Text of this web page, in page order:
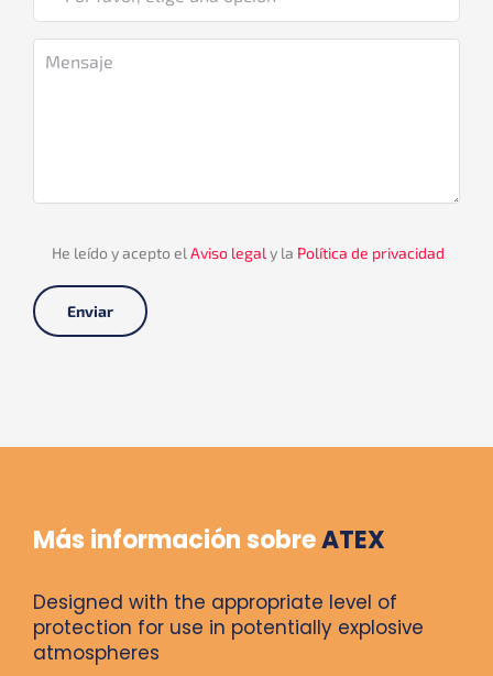
He leído y acepto el Aviso legal y la Política de privacidad
Más información sobreATEX
Designed with the appropriate level of
protection for use in potentially explosive
atmospheres